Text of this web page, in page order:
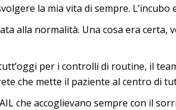
la mia vita di sempre. L’incubo
alla normalità. Una cosa era certa,
per i controlli di routine, il
che mette il paziente al centro di
che accoglievano sempre con il